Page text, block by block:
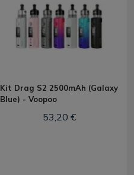
Kit Drag S2 2500mAh (Galaxy
Blue) - Voopoo
53,20 €